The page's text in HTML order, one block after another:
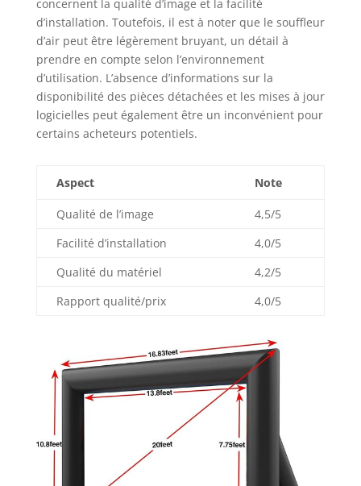
meilleur angle de
vue. Bloque
également la
lumière au bas de
l'écran, ce qui rend
le film encore plus
Cinéma 】Profitez
de vos films
moment avec votre
famille et vos amis
bel ajout pour les
d'anniversaire,
jeux sportifs et
spéciaux. 【Service
après-vente】Nous
fournissons 365
jours de garantie
de qualité pour
tous les produits.
Si vous n'êtes pas
satisfait du produit
acheté, vous
concernent la qualité d’image et la facilité
d’installation. Toutefois, il est à noter que le souffleur
d’air peut être légèrement bruyant, un détail à
prendre en compte selon l’environnement
d’utilisation. L’absence d’informations sur la
disponibilité des pièces détachées et les mises à jour
logicielles peut également être un inconvénient pour
certains acheteurs potentiels.
Aspect Note
Qualité de l’image
4,5/5
Facilité d’installation
4,0/5
Qualité du matériel
4,2/5
Rapport qualité/prix
4,0/5